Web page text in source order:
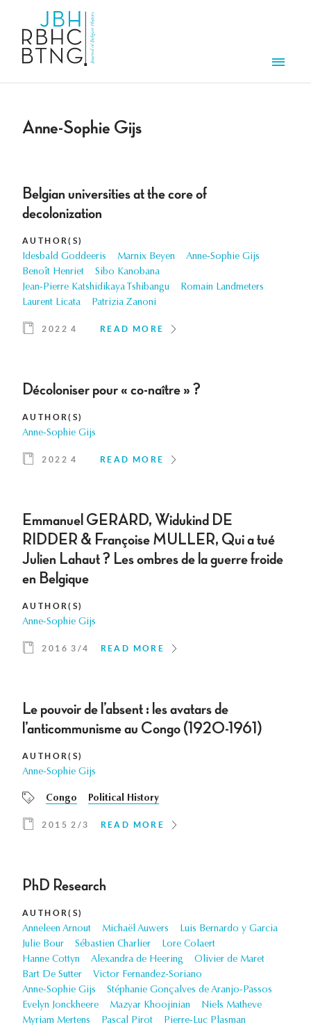
Anne-Sophie Gijs
Belgian universities at the core of
decolonization
AUTHOR(S)
Idesbald Goddeeris Marnix Beyen
Anne-Sophie Gijs
Benoît Henriet
Sibo Kanobana
Jean-Pierre Katshidikaya Tshibangu
Romain Landmeters
Laurent Licata
Patrizia Zanoni
2022 4 READ MORE
Décoloniser pour « co-naître » ?
AUTHOR(S)
Anne-Sophie Gijs
2022 4 READ MORE
Emmanuel GERARD, Widukind DE
RIDDER & Françoise MULLER, Qui a tué
Julien Lahaut ? Les ombres de la guerre froide
en Belgique
AUTHOR(S)
Anne-Sophie Gijs
2016 3/4 READ MORE
Le pouvoir de l’absent : les avatars de
l’anticommunisme au Congo (1920-1961)
AUTHOR(S)
Anne-Sophie Gijs
Congo Political History
2015 2/3 READ MORE
PhD Research
AUTHOR(S)
Anneleen Arnout Michaël Auwers
Luis Bernardo y Garcia
Julie Bour
Sébastien Charlier
Lore Colaert
Hanne Cottyn
Alexandra de Heering
Olivier de Maret
Bart De Sutter
Victor Fernandez-Soriano
Anne-Sophie Gijs
Stéphanie Gonçalves de Aranjo-Passos
Evelyn Jonckheere
Mazyar Khoojinian
Niels Matheve
Myriam Mertens
Pascal Pirot
Pierre-Luc Plasman